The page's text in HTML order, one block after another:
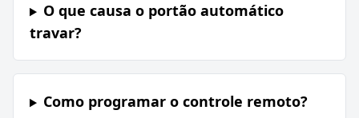
O que causa o portão automático
travar?
Como programar o controle remoto?